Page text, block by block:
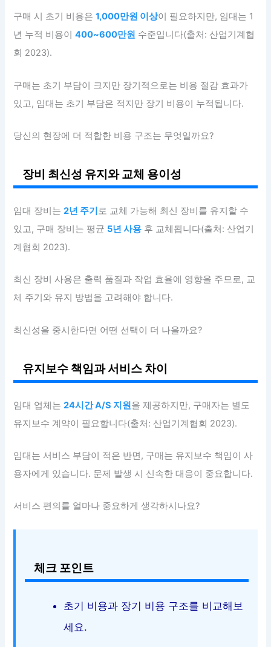
구매 시 초기 비용은1,000만원 이상이 필요하지만, 임대는 1
년 누적 비용이400~600만원 수준입니다(출처: 산업기계협
회 2023).
구매는 초기 부담이 크지만 장기적으로는 비용 절감 효과가
있고, 임대는 초기 부담은 적지만 장기 비용이 누적됩니다.
당신의 현장에 더 적합한 비용 구조는 무엇일까요?
장비 최신성 유지와 교체 용이성
임대 장비는2년 주기로 교체 가능해 최신 장비를 유지할 수
있고, 구매 장비는 평균 5년 사용 후 교체됩니다(출처: 산업기
계협회 2023).
최신 장비 사용은 출력 품질과 작업 효율에 영향을 주므로, 교
체 주기와 유지 방법을 고려해야 합니다.
최신성을 중시한다면 어떤 선택이 더 나을까요?
유지보수 책임과 서비스 차이
임대 업체는24시간 A/S 지원을 제공하지만, 구매자는 별도
유지보수 계약이 필요합니다(출처: 산업기계협회 2023).
임대는 서비스 부담이 적은 반면, 구매는 유지보수 책임이 사
용자에게 있습니다. 문제 발생 시 신속한 대응이 중요합니다.
서비스 편의를 얼마나 중요하게 생각하시나요?
체크 포인트
초기 비용과 장기 비용 구조를 비교해보
세요.